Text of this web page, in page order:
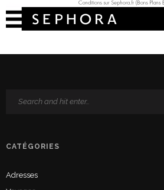
CATÉGORIES
Adresses